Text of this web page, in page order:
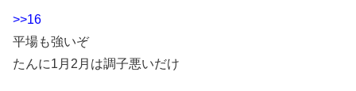
>>16
平場も強いぞ
たんに1月2月は調子悪いだけ